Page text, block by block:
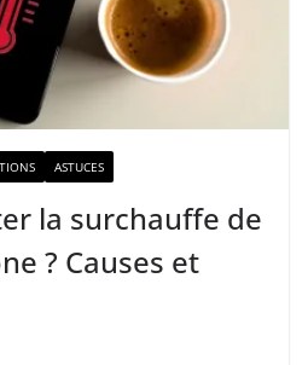
ASTUCES
la surchauffe de
? Causes et